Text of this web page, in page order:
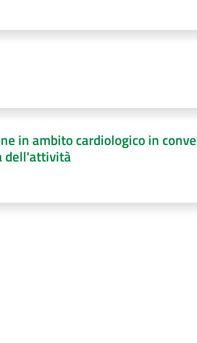
in ambito cardiologico in
dell'attività